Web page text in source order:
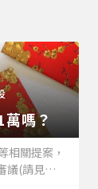
萬嗎？
相關提案，
議(請見下